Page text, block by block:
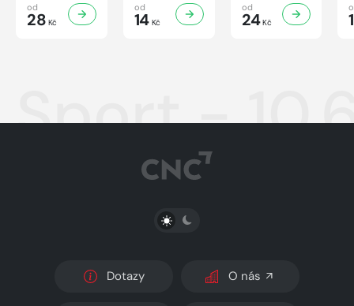
od
28 Kč
od
14Kč
od
24Kč
Sport -
PŘEPNOUT SVĚTLÝ/TMAVÝ REŽIM
Dotazy O nás